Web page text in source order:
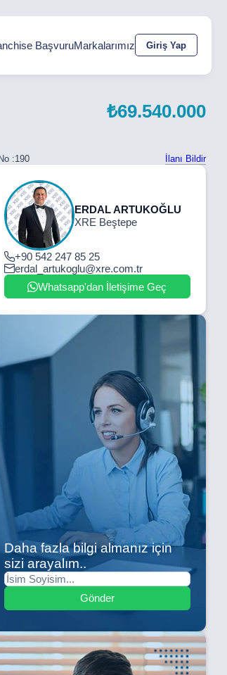
BaşvuruMarkalarımız Giriş Yap
₺69.540.000
:190 İlanı Bildir
ERDAL ARTUKOĞLU
XRE Beştepe
+90 542 247 85 25
erdal_artukoglu@xre.com.tr
Whatsapp'dan İletişime Geç
Daha fazla bilgi almanız için
sizi arayalım..
Gönder